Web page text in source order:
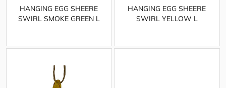
HANGING EGG SHEERE
SWIRL SMOKE GREEN L
HANGING EGG SHEERE
SWIRL YELLOW L